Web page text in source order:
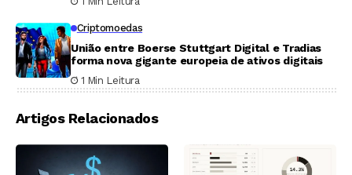
Criptomoedas
União entre Boerse Stuttgart Digital e Tradias
forma nova gigante europeia de ativos digitais
1 Min Leitura
Artigos Relacionados